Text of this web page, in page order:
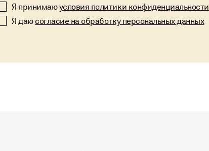
Я принимаюусловия политики конфиденциальности
Я даю согласие на обработку персональных данных
Alternative: